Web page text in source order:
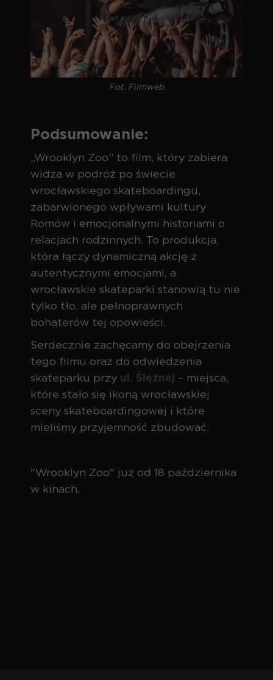
Fot. Filmweb
Podsumowanie:
„Wrooklyn Zoo” to film, który zabiera
widza w podróż po świecie
wrocławskiego skateboardingu,
zabarwionego wpływami kultury
Romów i emocjonalnymi historiami o
relacjach rodzinnych. To produkcja,
która łączy dynamiczną akcję z
autentycznymi emocjami, a
wrocławskie skateparki stanowią tu nie
tylko tło, ale pełnoprawnych
bohaterów tej opowieści.
Serdecznie zachęcamy do obejrzenia
tego filmu oraz do odwiedzenia
skateparku przy ul. Ślężnej – miejsca,
które stało się ikoną wrocławskiej
sceny skateboardingowej i które
mieliśmy przyjemność zbudować.
"Wrooklyn Zoo" już od 18 października
w kinach.